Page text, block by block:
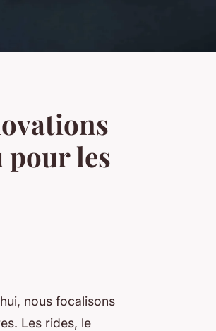
pour les
nous focalisons
Les rides, le